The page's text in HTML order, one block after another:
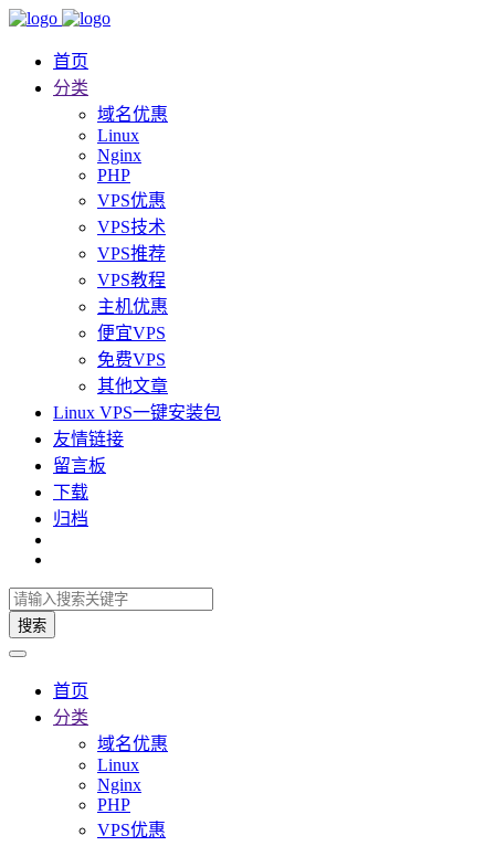
首页
分类
域名优惠
Linux
Nginx
PHP
VPS优惠
VPS技术
VPS推荐
VPS教程
主机优惠
便宜VPS
免费VPS
其他文章
Linux VPS一键安装包
友情链接
留言板
下载
归档
搜索
首页
分类
域名优惠
Linux
Nginx
PHP
VPS优惠